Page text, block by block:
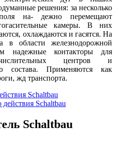
решения: за несколько
на- дежно перемещают
камеры. В них
охлаждаются и гасятся. На
в области железнодорожной
надежные контакторы для
центров и
состава. Применяются как
жд транспорта.
Sсhaltbau
Sсhaltbau